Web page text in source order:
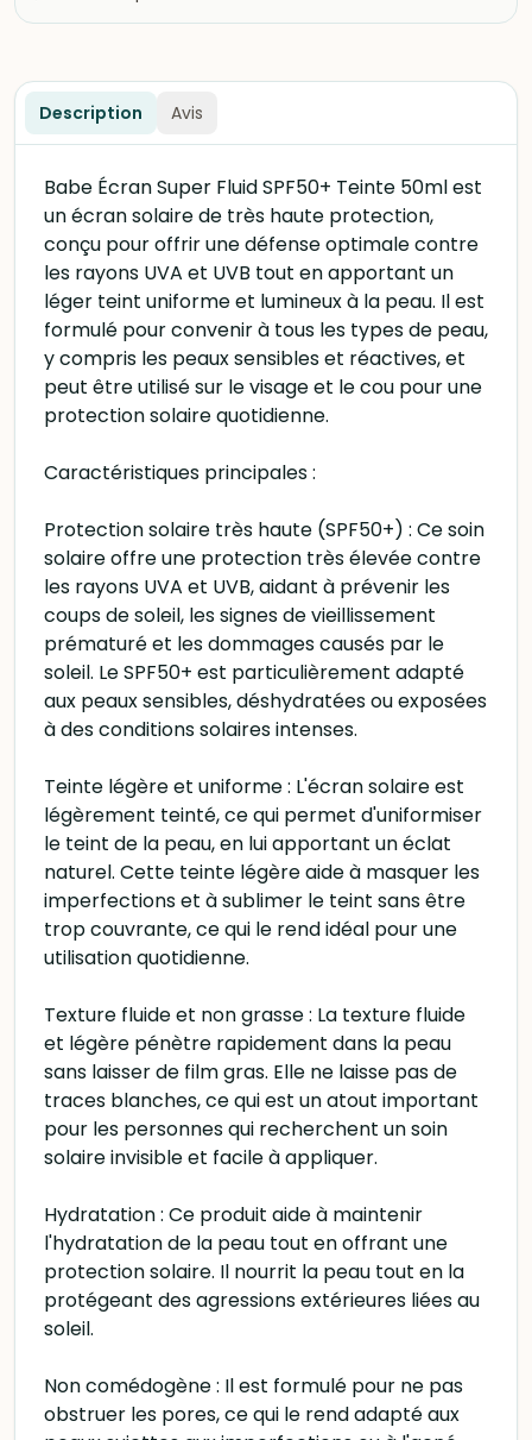
Description Avis
Babe Écran Super Fluid SPF50+ Teinte 50ml est
un écran solaire de très haute protection,
conçu pour offrir une défense optimale contre
les rayons UVA et UVB tout en apportant un
léger teint uniforme et lumineux à la peau. Il est
formulé pour convenir à tous les types de peau,
y compris les peaux sensibles et réactives, et
peut être utilisé sur le visage et le cou pour une
protection solaire quotidienne.
Caractéristiques principales :
Protection solaire très haute (SPF50+) : Ce soin
solaire offre une protection très élevée contre
les rayons UVA et UVB, aidant à prévenir les
coups de soleil, les signes de vieillissement
prématuré et les dommages causés par le
soleil. Le SPF50+ est particulièrement adapté
aux peaux sensibles, déshydratées ou exposées
à des conditions solaires intenses.
Teinte légère et uniforme : L'écran solaire est
légèrement teinté, ce qui permet d'uniformiser
le teint de la peau, en lui apportant un éclat
naturel. Cette teinte légère aide à masquer les
imperfections et à sublimer le teint sans être
trop couvrante, ce qui le rend idéal pour une
utilisation quotidienne.
Texture fluide et non grasse : La texture fluide
et légère pénètre rapidement dans la peau
sans laisser de film gras. Elle ne laisse pas de
traces blanches, ce qui est un atout important
pour les personnes qui recherchent un soin
solaire invisible et facile à appliquer.
Hydratation : Ce produit aide à maintenir
l'hydratation de la peau tout en offrant une
protection solaire. Il nourrit la peau tout en la
protégeant des agressions extérieures liées au
soleil.
Non comédogène : Il est formulé pour ne pas
obstruer les pores, ce qui le rend adapté aux